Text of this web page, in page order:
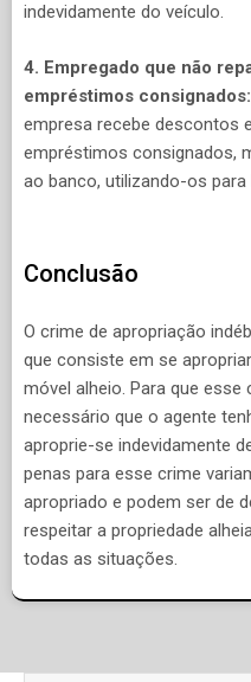
indevidamente do veículo.
4. Empregado que não
empréstimos consignados:
empresa recebe descontos
empréstimos consignados,
ao banco, utilizando-os
Conclusão
O crime de apropriação
que consiste em se
móvel alheio. Para que esse
necessário que o agente
aproprie-se indevidamente
penas para esse crime
apropriado e podem ser de
respeitar a propriedade
todas as situações.